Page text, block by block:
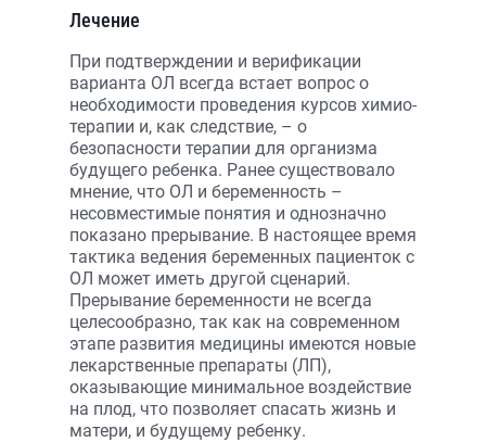
Лечение
При подтверждении и верификации
варианта ОЛ всегда встает вопрос о
необходимости проведения курсов химио-
терапии и, как следствие, – о
безопасности терапии для организма
будущего ребенка. Ранее существовало
мнение, что ОЛ и беременность –
несовместимые понятия и однозначно
показано прерывание. В настоящее время
тактика ведения беременных пациенток с
ОЛ может иметь другой сценарий.
Прерывание беременности не всегда
целесообразно, так как на современном
этапе развития медицины имеются новые
лекарственные препараты (ЛП),
оказывающие минимальное воздействие
на плод, что позволяет спасать жизнь и
матери, и будущему ребенку.